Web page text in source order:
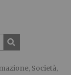
Società,